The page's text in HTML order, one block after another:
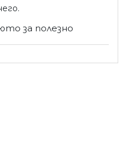
за полезно